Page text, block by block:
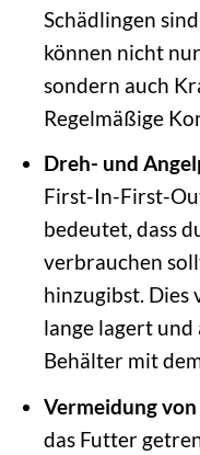
Schädlingen
können nicht
sondern auch
Regelmäßige
Dreh- und
First-In-First-
bedeutet, dass
verbrauchen
hinzugibst. Dies
lange lagert
Behälter mit
Vermeidung
das Futter